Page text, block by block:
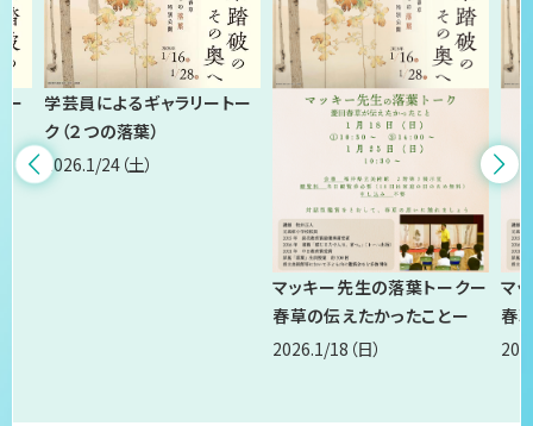
ー
学芸員によるギャラリートー
ク（２つの落葉）
2026.1/24 （土）
マッキー先生の落葉トークー
春草の伝えたかったことー
2026.1/18 （日）
マ
春